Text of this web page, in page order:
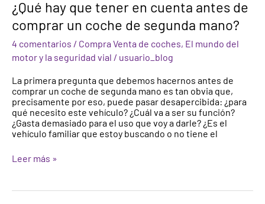
¿Qué hay que tener en cuenta antes de
comprar un coche de segunda mano?
4 comentarios / Compra Venta de coches, El mundo del
motor y la seguridad vial / usuario_blog
La primera pregunta que debemos hacernos antes de
comprar un coche de segunda mano es tan obvia que,
precisamente por eso, puede pasar desapercibida: ¿para
qué necesito este vehículo? ¿Cuál va a ser su función?
¿Gasta demasiado para el uso que voy a darle? ¿Es el
vehículo familiar que estoy buscando o no tiene el
¿Qué
hay
que
en
cuenta
de
comprar
un
coche
de
segunda
mano?
Leer más »